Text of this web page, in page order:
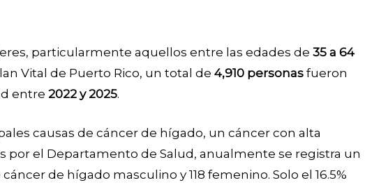
particularmente aquellos entre las edades de 35 a 64
Vital de Puerto Rico, un total de 4,910 personas fueron
entre 2022 y 2025.
causas de cáncer de hígado, un cáncer con alta
por el Departamento de Salud, anualmente se registra un
de hígado masculino y 118 femenino. Solo el 16.5%